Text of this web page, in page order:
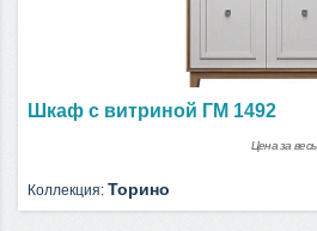
Шкаф с витриной ГМ 1492
Цена за
Коллекция: Торино